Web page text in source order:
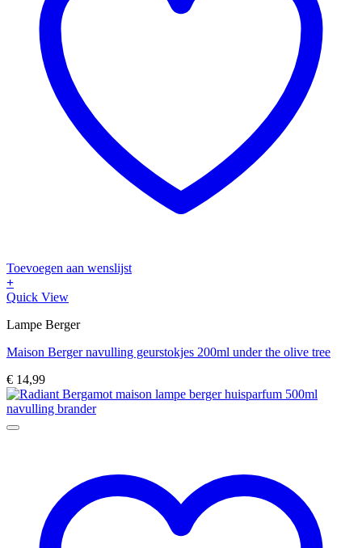
Toevoegen aan wenslijst
+
Quick View
Lampe Berger
Maison Berger navulling geurstokjes 200ml under the olive tree
€ 14,99